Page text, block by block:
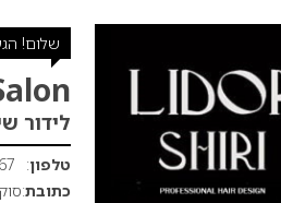
שלום!
לידור
טלפון:
כתובת